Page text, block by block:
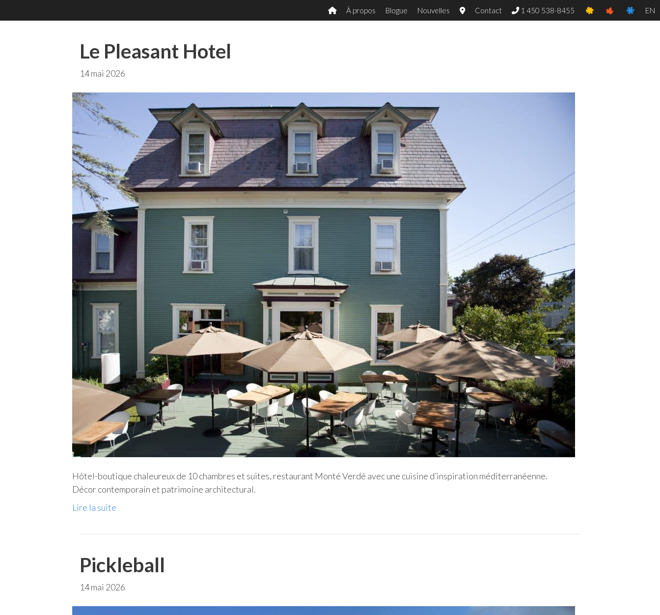
À propos Blogue Nouvelles Contact 1 450 538-8455 EN
Le Pleasant Hotel
14 mai 2026
Hôtel-boutique chaleureux de 10 chambres et suites, restaurant Monté Verdé avec une cuisine d’inspiration méditerranéenne.
Décor contemporain et patrimoine architectural.
Lire la suite
Pickleball
14 mai 2026